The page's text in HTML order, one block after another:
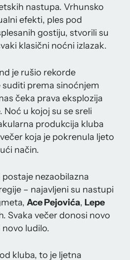
nastupa. Vrhunsko
efekti, ples pod
gostiju, stvorili su
klasični noćni izlazak.
je rušio rekorde
suditi prema sinoćnjem
čeka prava eksplozija
Noć u kojoj su se sreli
produkcija kluba
koja je pokrenula ljeto
način.
nezaobilazna
– najavljeni su nastupi
Ace Pejovića, Lepe
Svaka večer donosi novo
novo ludilo.
kluba, to je ljetna